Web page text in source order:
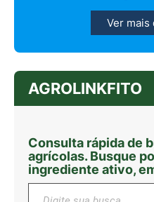
Ver mais
AGROLINKFITO
Consulta rápida de
agrícolas. Busque
ingrediente ativo,